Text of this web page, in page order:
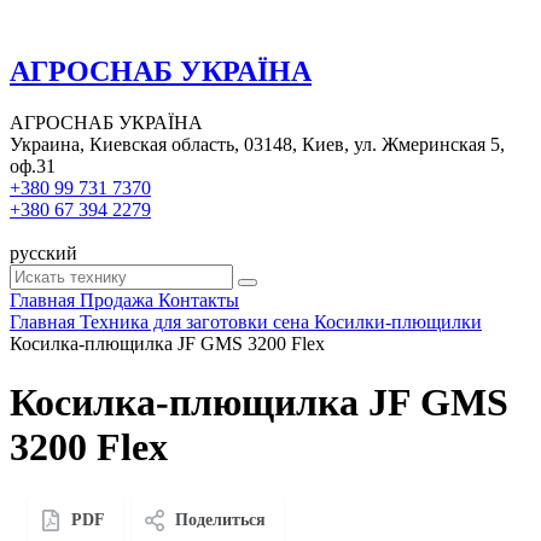
АГРОСНАБ УКРАЇНА
АГРОСНАБ УКРАЇНА
Украина, Киевская область, 03148, Киев, ул. Жмеринская 5,
оф.31
+380 99 731 7370
+380 67 394 2279
русский
Главная Продажа Контакты
Главная Техника для заготовки сена Косилки-плющилки
Косилка-плющилка JF GMS 3200 Flex
Косилка-плющилка JF GMS
3200 Flex
PDF Поделиться